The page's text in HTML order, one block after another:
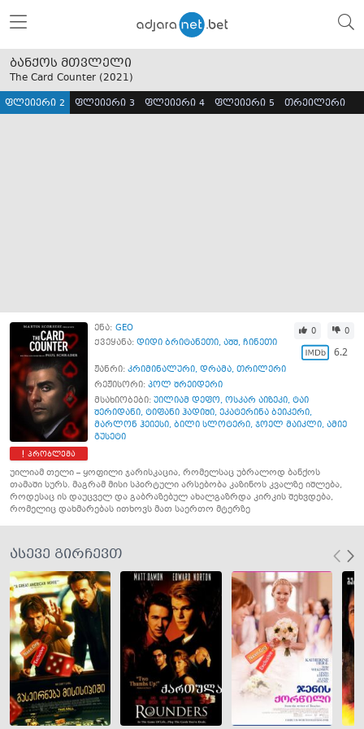
ბანქოს მთვლელი
The Card Counter (2021)
ფლეიერი 2 ფლეიერი 3 ფლეიერი 4 ფლეიერი 5 თრეილერი
პრობლემა
ენა: GEO
ქვეყანა: დიდი ბრიტანეთი, აშშ, ჩინეთი
0 0
6.2
ჟანრი: კრიმინალური, დრამა, თრილერი
რეჟისორი: პოლ შრეიდერი
მსახიობები: უილიამ დეფო, ოსკარ აიზეკი, ტაი
შერიდანი, ტიფანი ჰადიში, ეკატერინა ბეიკერი,
მარლონ ჰეიესი, ბილი სლოტერი, ჯოელ მაიკლი, ამიე
გუსეტი
უილიამ თელი – ყოფილი ჯარისკაცია, რომელსაც უბრალოდ ბანქოს
თამაში სურს. მაგრამ მისი სპoრტული არსებობა კაზინოს კვალზე იშლება,
როდესაც ის დაუცველ და გაბრაზებულ ახალგაზრდა კირკის შეხვდება,
რომელიც დახმარებას ითხოვს მათ საერთო მტერზე
ასევე გირჩევთ